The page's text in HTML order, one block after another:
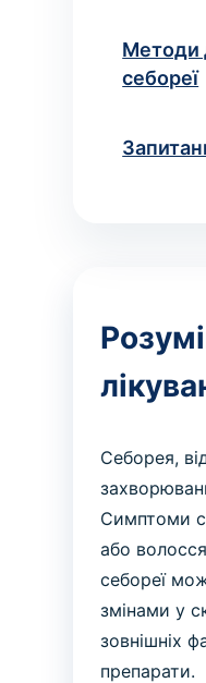
Методи
себореї
Себорея,
Симптоми
або
себореї
змінами у
зовнішніх
препарати.